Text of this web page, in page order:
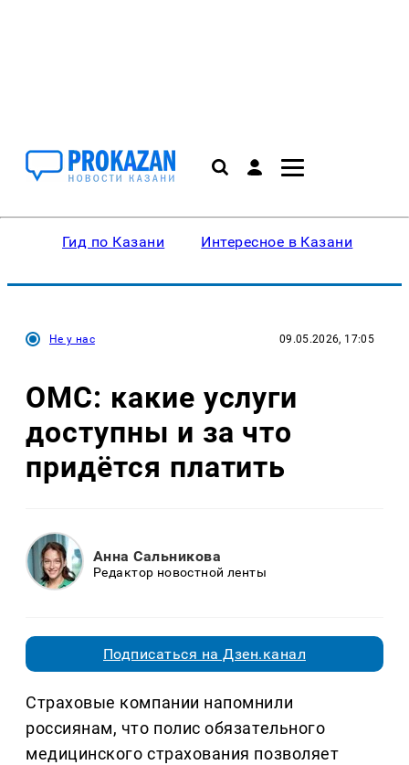
Гид по Казани Интересное в Казани
Не у нас 09.05.2026, 17:05
ОМС: какие услуги
доступны и за что
придётся платить
Анна Сальникова
Редактор новостной ленты
Подписаться на Дзен.канал
Страховые компании напомнили
россиянам, что полис обязательного
медицинского страхования позволяет